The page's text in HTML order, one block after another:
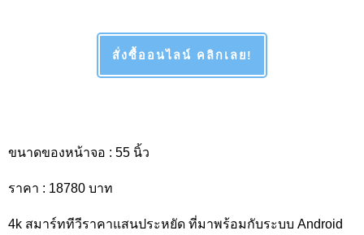
สั่งซื้ออนไลน์ คลิกเลย!
ขนาดของหน้าจอ : 55 นิ้ว
ราคา : 18780 บาท
4k สมาร์ททีวีราคาแสนประหยัด ที่มาพร้อมกับระบบ Android